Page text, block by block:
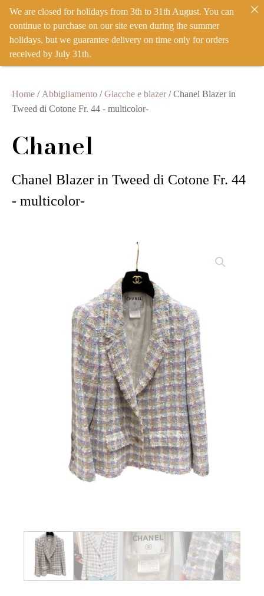
IT ENACCEDI
Home / Abbigliamento /Giacche e blazer/ Chanel Blazer in
Tweed di Cotone Fr. 44 - multicolor-
Chanel
Chanel Blazer in Tweed di Cotone Fr. 44
- multicolor-
We are closed for holidays from 3th to 31th August. You can
continue to purchase on our site even during the summer
holidays, but we guarantee delivery on time only for orders
received by July 31th.